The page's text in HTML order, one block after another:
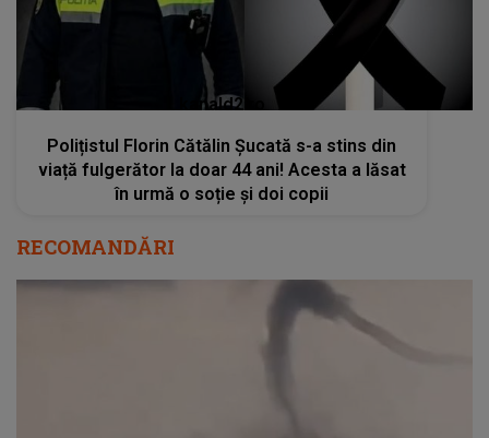
kanald2.ro
Polițistul Florin Cătălin Șucată s-a stins din
viață fulgerător la doar 44 ani! Acesta a lăsat
în urmă o soție și doi copii
RECOMANDĂRI